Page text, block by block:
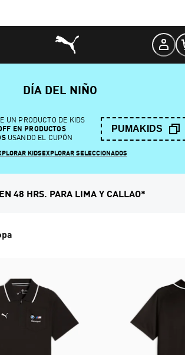
DÍA DEL NIÑO
UN PRODUCTO DE KIDS
EN PRODUCTOS
USANDO EL CUPÓN
PUMAKIDS
KIDSEXPLORAR SELECCIONADOS
48 HRS. PARA LIMA Y CALLAO*